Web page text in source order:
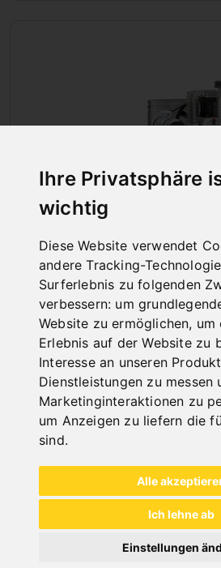
Ihre Privatsphäre
wichtig
Diese Website verwendet
andere Tracking-
Surferlebnis zu folgenden
verbessern: um
Website zu ermöglichen, um
Erlebnis auf der Website zu
Interesse an unseren
Dienstleistungen zu messen
Marketinginteraktionen zu
um Anzeigen zu liefern die
sind.
Alle
Ich lehne ab
Einstellungen
STATIONÄRE